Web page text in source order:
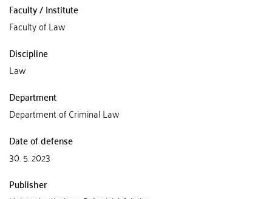
Faculty / Institute
Faculty of Law
Discipline
Law
Department
Department of Criminal Law
Date of defense
30. 5. 2023
Publisher